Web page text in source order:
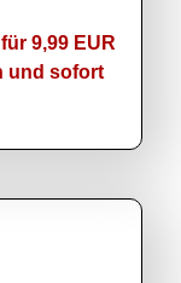
9,99 EUR
und sofort